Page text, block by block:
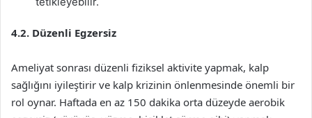
4.2. Düzenli Egzersiz
Ameliyat sonrası düzenli fiziksel aktivite yapmak, kalp
sağlığını iyileştirir ve kalp krizinin önlenmesinde önemli bir
rol oynar. Haftada en az 150 dakika orta düzeyde aerobik